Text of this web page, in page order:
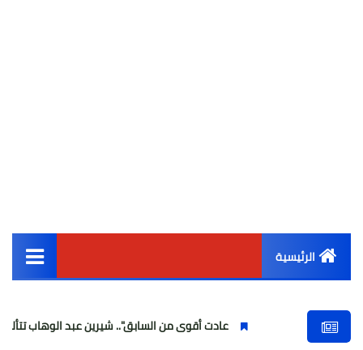
الرئيسية
أخبار مصر
عادت أقوى من السابق".. شيرين عبد الوهاب تتألق في أولى